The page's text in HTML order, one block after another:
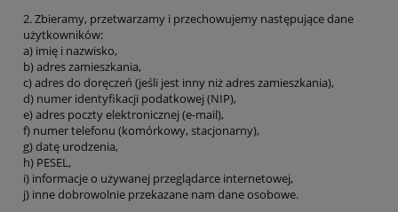
2. Zbieramy, przetwarzamy i przechowujemy następujące dane
użytkowników:
a) imię i nazwisko,
b) adres zamieszkania,
c) adres do doręczeń (jeśli jest inny niż adres zamieszkania),
d) numer identyfikacji podatkowej (NIP),
e) adres poczty elektronicznej (e-mail),
f) numer telefonu (komórkowy, stacjonarny),
g) datę urodzenia,
h) PESEL,
i) informacje o używanej przeglądarce internetowej,
j) inne dobrowolnie przekazane nam dane osobowe.